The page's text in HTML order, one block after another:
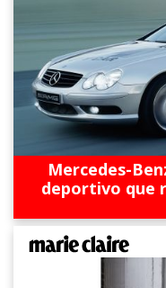
Mercedes-
deportivo que